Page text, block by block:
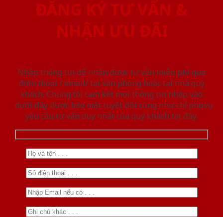
ĐĂNG KÝ TƯ VẤN &
NHẬN ƯU ĐÃI
Nhập thông tin để nhận được tư vấn miễn phí qua
điện thoại / email/ tại văn phòng hoặc tại nhà quý
khách. Chúng tôi cam kết mọi thông tin nhập vào
dưới đây được bảo mật tuyệt đối cũng như chỉ phục vụ
yêu cầu tư vấn duy nhất của quý khách tại đây.